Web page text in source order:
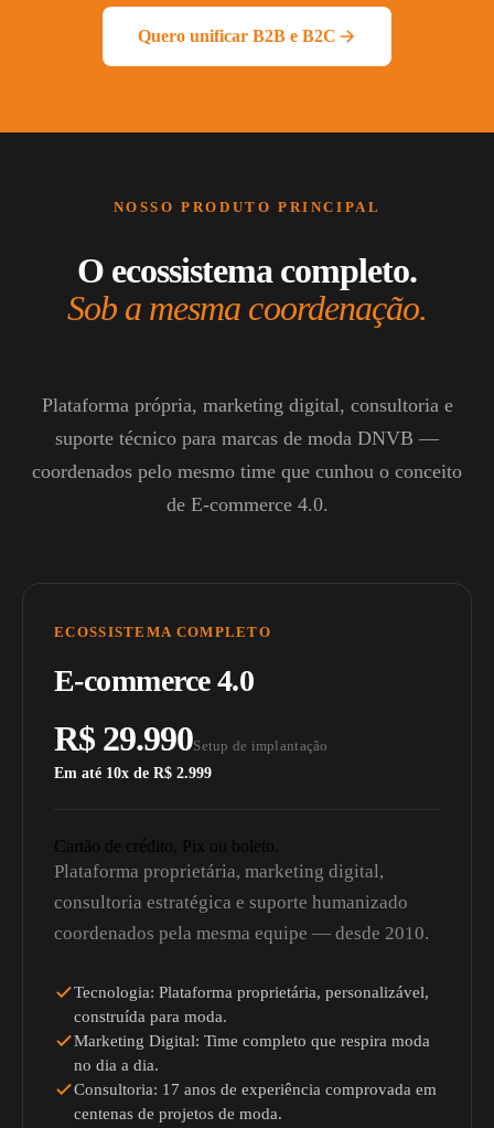
Quero unificar B2B e B2C
NOSSO PRODUTO PRINCIPAL
O ecossistema completo.
Sob a mesma coordenação.
Plataforma própria, marketing digital, consultoria e
suporte técnico para marcas de moda DNVB —
coordenados pelo mesmo time que cunhou o conceito
de E-commerce 4.0.
ECOSSISTEMA COMPLETO
E-commerce 4.0
R$ 29.990Setup de implantação
Em até 10x de R$ 2.999
Cartão de crédito, Pix ou boleto.
Plataforma proprietária, marketing digital,
consultoria estratégica e suporte humanizado
coordenados pela mesma equipe — desde 2010.
Tecnologia: Plataforma proprietária, personalizável,
construída para moda.
Marketing Digital: Time completo que respira moda
no dia a dia.
Consultoria: 17 anos de experiência comprovada em
centenas de projetos de moda.